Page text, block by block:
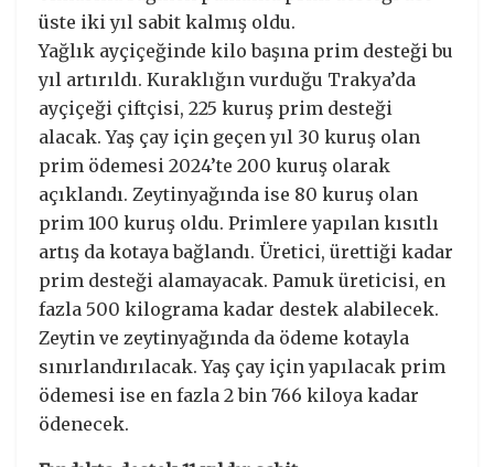
üste iki yıl sabit kalmış oldu.
Yağlık ayçiçeğinde kilo başına prim desteği bu
yıl artırıldı. Kuraklığın vurduğu Trakya’da
ayçiçeği çiftçisi, 225 kuruş prim desteği
alacak. Yaş çay için geçen yıl 30 kuruş olan
prim ödemesi 2024’te 200 kuruş olarak
açıklandı. Zeytinyağında ise 80 kuruş olan
prim 100 kuruş oldu. Primlere yapılan kısıtlı
artış da kotaya bağlandı. Üretici, ürettiği kadar
prim desteği alamayacak. Pamuk üreticisi, en
fazla 500 kilograma kadar destek alabilecek.
Zeytin ve zeytinyağında da ödeme kotayla
sınırlandırılacak. Yaş çay için yapılacak prim
ödemesi ise en fazla 2 bin 766 kiloya kadar
ödenecek.